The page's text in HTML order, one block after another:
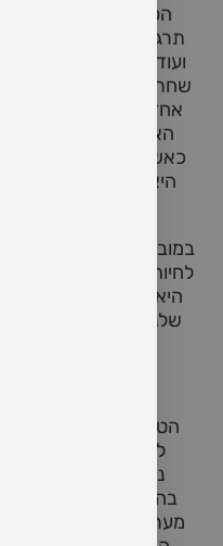
הפרקטיקות
תרגול נשימה, עבודה עם
ועוד. תרגולים אלו
שחרור חסימות רגשיות
אחד מהעקרונות
האנרגיה המינית,
כאשר מתייחסים
היא יכולה לשמש כדרך
במובן הרחב יותר,
לחיות כל רגע במלואו,
היא מלמדת אותנו
שלנו, ולהפוך כל
הטנטרה מלמדת
לעצמנו ולבן או בת
נשימות, מדיטציות
בהגברת תחושת
מערכות יחסים.